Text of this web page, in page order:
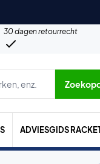
30 dagen retourrecht
etc.
ADVIESGIDS